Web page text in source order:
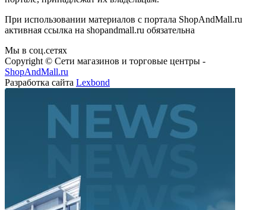
При использовании материалов с портала ShopAndMall.ru
активная ссылка на shopandmall.ru обязательна
Мы в соц.сетях
Copyright © Сети магазинов и торговые центры -
ShopAndMall.ru
Разработка сайта Lexbond